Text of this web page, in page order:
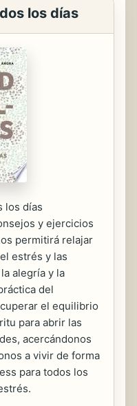
los días
los días
y ejercicios
permitirá relajar
estrés y las
alegría y la
del
el equilibrio
para abrir las
acercándonos
a vivir de forma
para todos los